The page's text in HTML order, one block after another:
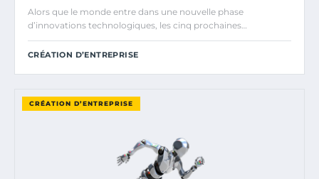
Alors que le monde entre dans une nouvelle phase
d’innovations technologiques, les cinq prochaines…
CRÉATION D’ENTREPRISE
CRÉATION D’ENTREPRISE